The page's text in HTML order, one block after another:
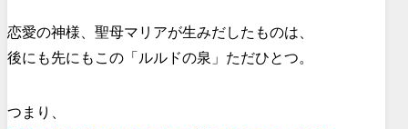
恋愛の神様、聖母マリアが生みだしたものは、
後にも先にもこの「ルルドの泉」ただひとつ。
つまり、